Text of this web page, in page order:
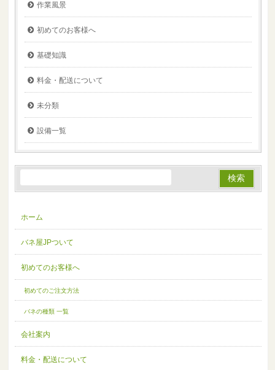
作業風景
初めてのお客様へ
基礎知識
料金・配送について
未分類
設備一覧
ホーム
バネ屋JPついて
初めてのお客様へ
初めてのご注文方法
バネの種類 一覧
会社案内
料金・配送について